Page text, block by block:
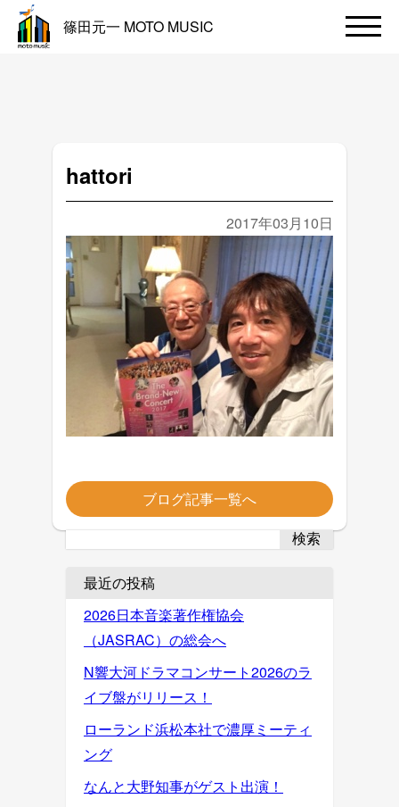
篠田元一 MOTO MUSIC
hattori
2017年03月10日
ブログ記事一覧へ
検索
最近の投稿
2026日本音楽著作権協会
（JASRAC）の総会へ
N響大河ドラマコンサート2026のラ
イブ盤がリリース！
ローランド浜松本社で濃厚ミーティ
ング
なんと大野知事がゲスト出演！